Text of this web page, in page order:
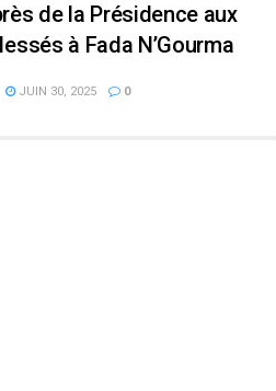
de la Présidence aux
à Fada N’Gourma
JUIN 30, 2025 0